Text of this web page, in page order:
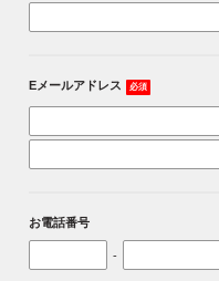
Eメールアドレス 必須
お電話番号
-